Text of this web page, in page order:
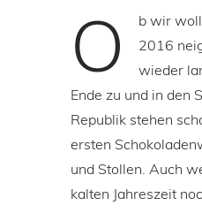
O
b wir
2016
wieder
Ende zu und in den
Republik stehen
ersten
und Stollen. Auch
kalten Jahreszeit